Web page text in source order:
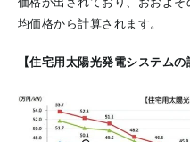
価格が出されており、おおよ
均価格から計算されます。
【住宅用太陽光発電システムの